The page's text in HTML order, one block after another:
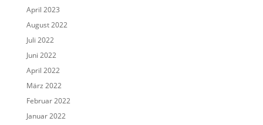
April 2023
August 2022
Juli 2022
Juni 2022
April 2022
März 2022
Februar 2022
Januar 2022